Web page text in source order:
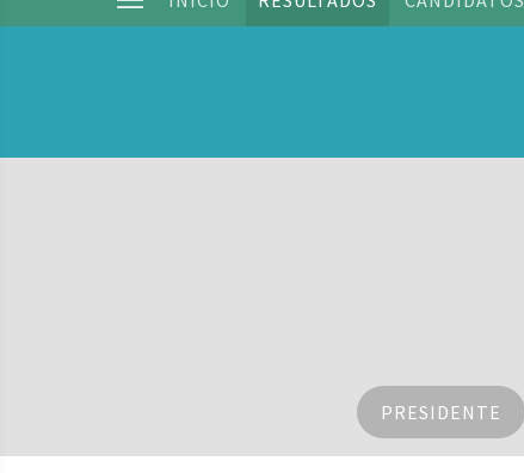
PRESIDENTE